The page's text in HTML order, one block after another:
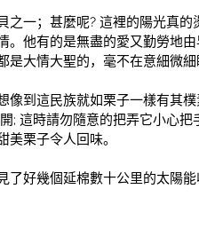
之一；甚麼呢? 這裡的陽光真
。他有的是無盡的愛又勤勞地
是大情大聖的，毫不在意細微
像到這民族就如栗子一樣有其
; 這時請勿隨意的把弄它小心
美栗子令人回味。
了好幾個延棉數十公里的太陽能